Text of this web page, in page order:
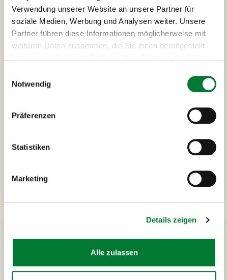
Verwendung unserer Website an unsere Partner für
soziale Medien, Werbung und Analysen weiter. Unsere
Partner führen diese Informationen möglicherweise mit
weiteren Daten zusammen, die Sie ihnen bereitgestellt
Notwendig
Präferenzen
Statistiken
Marketing
Details zeigen
Alle zulassen
Prag
2 Nächte in der Kaiserstadt Prag
Anfrage